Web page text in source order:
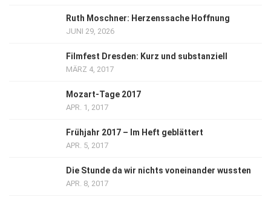
Ruth Moschner: Herzenssache Hoffnung
JUNI 29, 2026
Filmfest Dresden: Kurz und substanziell
MÄRZ 4, 2017
Mozart-Tage 2017
APR. 1, 2017
Frühjahr 2017 – Im Heft geblättert
APR. 5, 2017
Die Stunde da wir nichts voneinander wussten
APR. 8, 2017